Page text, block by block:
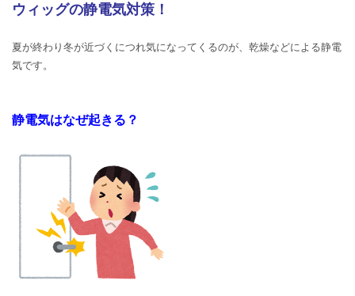
ウィッグの静電気対策！
夏が終わり冬が近づくにつれ気になってくるのが、乾燥などによる静電
気です。
静電気はなぜ起きる？